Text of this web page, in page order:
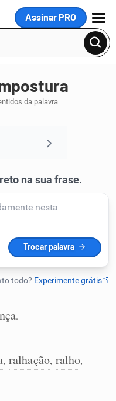
Assinar PRO
MENU
da palavra
.
, ralhação, ralho,